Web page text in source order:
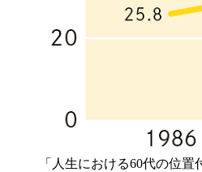
「人生における60代の位